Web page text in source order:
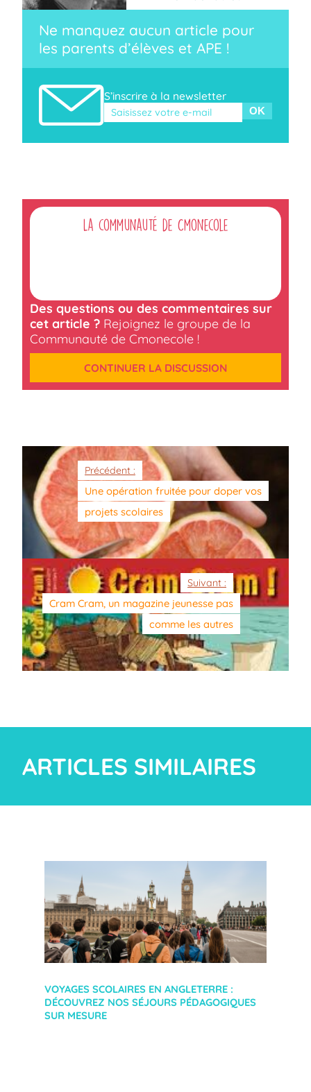
Ne manquez aucun article pour
les parents d’élèves et APE !
S’inscrire à la newsletter
Veuillez laisser ce champ vide.
La communauté de Cmonecole
Des questions ou des commentaires sur
cet article ?Rejoignez le groupe de la
Communauté de Cmonecole !
CONTINUER LA DISCUSSION
Précédent :
Une opération fruitée pour doper vos
projets scolaires
Suivant :
Cram Cram, un magazine jeunesse pas
comme les autres
ARTICLES SIMILAIRES
VOYAGES SCOLAIRES EN ANGLETERRE :
DÉCOUVREZ NOS SÉJOURS PÉDAGOGIQUES
SUR MESURE